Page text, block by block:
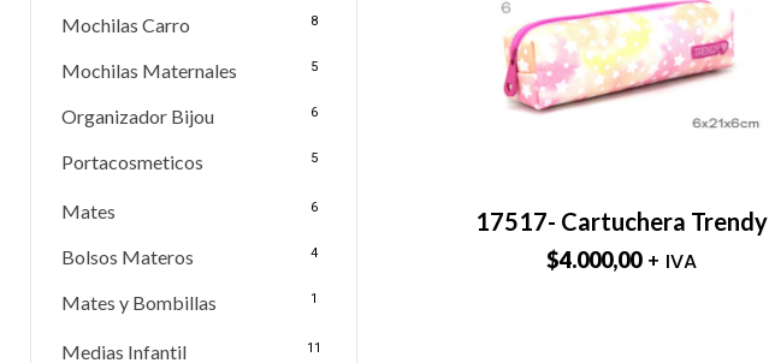
Mochilas Carro 8
Mochilas Maternales 5
Organizador Bijou 6
Portacosmeticos 5
Mates 6
Bolsos Materos 4
Mates y Bombillas 1
Medias Infantil 11
17517- Cartuchera Trendy
$4.000,00 + IVA